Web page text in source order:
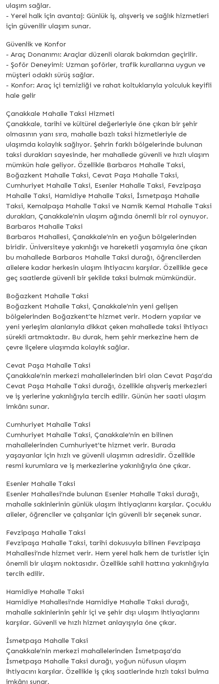
ulaşım sağlar.
- Yerel halk için avantaj: Günlük iş, alışveriş ve sağlık hizmetleri
için güvenilir ulaşım sunar.
Güvenlik ve Konfor
- Araç Donanımı: Araçlar düzenli olarak bakımdan geçirilir.
- Şoför Deneyimi: Uzman şoförler, trafik kurallarına uygun ve
müşteri odaklı sürüş sağlar.
- Konfor: Araç içi temizliği ve rahat koltuklarıyla yolculuk keyifli
hale gelir
Çanakkale Mahalle Taksi Hizmeti
Çanakkale, tarihi ve kültürel değerleriyle öne çıkan bir şehir
olmasının yanı sıra, mahalle bazlı taksi hizmetleriyle de
ulaşımda kolaylık sağlıyor. Şehrin farklı bölgelerinde bulunan
taksi durakları sayesinde, her mahallede güvenli ve hızlı ulaşım
mümkün hale geliyor. Özellikle Barbaros Mahalle Taksi,
Boğazkent Mahalle Taksi, Cevat Paşa Mahalle Taksi,
Cumhuriyet Mahalle Taksi, Esenler Mahalle Taksi, Fevzipaşa
Mahalle Taksi, Hamidiye Mahalle Taksi, İsmetpaşa Mahalle
Taksi, Kemalpaşa Mahalle Taksi ve Namik Kemal Mahalle Taksi
durakları, Çanakkale’nin ulaşım ağında önemli bir rol oynuyor.
Barbaros Mahalle Taksi
Barbaros Mahallesi, Çanakkale’nin en yoğun bölgelerinden
biridir. Üniversiteye yakınlığı ve hareketli yaşamıyla öne çıkan
bu mahallede Barbaros Mahalle Taksi durağı, öğrencilerden
ailelere kadar herkesin ulaşım ihtiyacını karşılar. Özellikle gece
geç saatlerde güvenli bir şekilde taksi bulmak mümkündür.
Boğazkent Mahalle Taksi
Boğazkent Mahalle Taksi, Çanakkale’nin yeni gelişen
bölgelerinden Boğazkent’te hizmet verir. Modern yapılar ve
yeni yerleşim alanlarıyla dikkat çeken mahallede taksi ihtiyacı
sürekli artmaktadır. Bu durak, hem şehir merkezine hem de
çevre ilçelere ulaşımda kolaylık sağlar.
Cevat Paşa Mahalle Taksi
Çanakkale’nin merkezi mahallelerinden biri olan Cevat Paşa’da
Cevat Paşa Mahalle Taksi durağı, özellikle alışveriş merkezleri
ve iş yerlerine yakınlığıyla tercih edilir. Günün her saati ulaşım
imkânı sunar.
Cumhuriyet Mahalle Taksi
Cumhuriyet Mahalle Taksi, Çanakkale’nin en bilinen
mahallelerinden Cumhuriyet’te hizmet verir. Burada
yaşayanlar için hızlı ve güvenli ulaşımın adresidir. Özellikle
resmi kurumlara ve iş merkezlerine yakınlığıyla öne çıkar.
Esenler Mahalle Taksi
Esenler Mahallesi’nde bulunan Esenler Mahalle Taksi durağı,
mahalle sakinlerinin günlük ulaşım ihtiyaçlarını karşılar. Çocuklu
aileler, öğrenciler ve çalışanlar için güvenli bir seçenek sunar.
Fevzipaşa Mahalle Taksi
Fevzipaşa Mahalle Taksi, tarihi dokusuyla bilinen Fevzipaşa
Mahallesi’nde hizmet verir. Hem yerel halk hem de turistler için
önemli bir ulaşım noktasıdır. Özellikle sahil hattına yakınlığıyla
tercih edilir.
Hamidiye Mahalle Taksi
Hamidiye Mahallesi’nde Hamidiye Mahalle Taksi durağı,
mahalle sakinlerinin şehir içi ve şehir dışı ulaşım ihtiyaçlarını
karşılar. Güvenli ve hızlı hizmet anlayışıyla öne çıkar.
İsmetpaşa Mahalle Taksi
Çanakkale’nin merkezi mahallelerinden İsmetpaşa’da
İsmetpaşa Mahalle Taksi durağı, yoğun nüfusun ulaşım
ihtiyacını karşılar. Özellikle iş çıkış saatlerinde hızlı taksi bulma
imkânı sunar.